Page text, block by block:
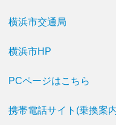
横浜市交通局
横浜市HP
PCページはこちら
携帯電話サイト(乗換案